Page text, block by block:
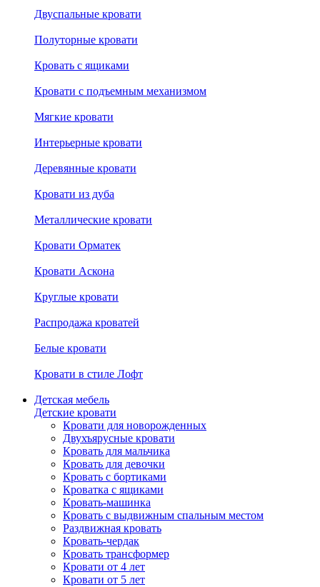
Двуспальные кровати
Полуторные кровати
Кровать с ящиками
Кровати с подъемным механизмом
Мягкие кровати
Интерьерные кровати
Деревянные кровати
Кровати из дуба
Металлические кровати
Кровати Орматек
Кровати Аскона
Круглые кровати
Распродажа кроватей
Белые кровати
Кровати в стиле Лофт
Детская мебель
Детские кровати
Кровати для новорожденных
Двухъярусные кровати
Кровать для мальчика
Кровать для девочки
Кровать с бортиками
Кроватка с ящиками
Кровать-машинка
Кровать с выдвижным спальным местом
Раздвижная кровать
Кровать-чердак
Кровать трансформер
Кровати от 4 лет
Кровати от 5 лет